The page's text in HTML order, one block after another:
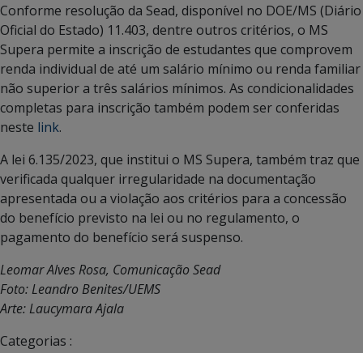
Conforme resolução da Sead, disponível no DOE/MS (Diário
Oficial do Estado) 11.403, dentre outros critérios, o MS
Supera permite a inscrição de estudantes que comprovem
renda individual de até um salário mínimo ou renda familiar
não superior a três salários mínimos. As condicionalidades
completas para inscrição também podem ser conferidas
neste link.
A lei 6.135/2023, que institui o MS Supera, também traz que
verificada qualquer irregularidade na documentação
apresentada ou a violação aos critérios para a concessão
do benefício previsto na lei ou no regulamento, o
pagamento do benefício será suspenso.
Leomar Alves Rosa, Comunicação Sead
Foto: Leandro Benites/UEMS
Arte: Laucymara Ajala
Categorias :